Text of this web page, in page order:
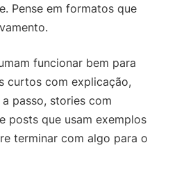
Pense em formatos que
funcionar bem para
curtos com explicação,
passo, stories com
posts que usam exemplos
terminar com algo para o